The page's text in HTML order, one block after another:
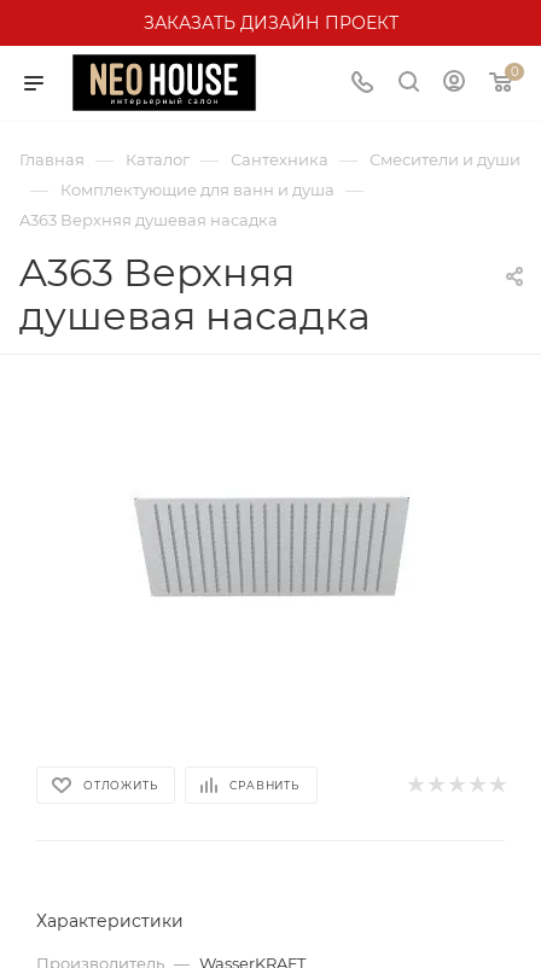
ЗАКАЗАТЬ ДИЗАЙН ПРОЕКТ
0
Главная — Каталог — Сантехника — Смесители и души
— Комплектующие для ванн и душа —
A363 Верхняя душевая насадка
A363 Верхняя
душевая насадка
ОТЛОЖИТЬ СРАВНИТЬ
Характеристики
Производитель — WasserKRAFT